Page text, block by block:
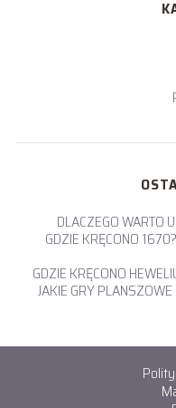
DLACZEGO WARTO
GDZIE KRĘCONO
GDZIE KRĘCONO
JAKIE GRY